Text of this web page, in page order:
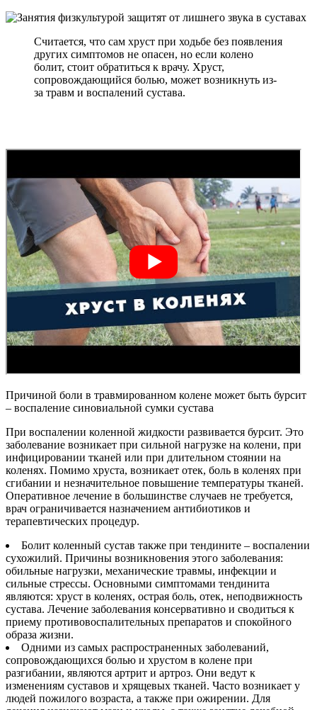
Считается, что сам хруст при ходьбе без появления
других симптомов не опасен, но если колено
болит, стоит обратиться к врачу. Хруст,
сопровождающийся болью, может возникнуть из-
за травм и воспалений сустава.
Причиной боли в травмированном колене может быть бурсит
– воспаление синовиальной сумки сустава
При воспалении коленной жидкости развивается бурсит. Это
заболевание возникает при сильной нагрузке на колени, при
инфицировании тканей или при длительном стоянии на
коленях. Помимо хруста, возникает отек, боль в коленях при
сгибании и незначительное повышение температуры тканей.
Оперативное лечение в большинстве случаев не требуется,
врач ограничивается назначением антибиотиков и
терапевтических процедур.
Болит коленный сустав также при тендините – воспалении
сухожилий. Причины возникновения этого заболевания:
обильные нагрузки, механические травмы, инфекции и
сильные стрессы. Основными симптомами тендинита
являются: хруст в коленях, острая боль, отек, неподвижность
сустава. Лечение заболевания консервативно и сводиться к
приему противовоспалительных препаратов и спокойного
образа жизни.
Одними из самых распространенных заболеваний,
сопровождающихся болью и хрустом в колене при
разгибании, являются артрит и артроз. Они ведут к
изменениям суставов и хрящевых тканей. Часто возникает у
людей пожилого возраста, а также при ожирении. Для